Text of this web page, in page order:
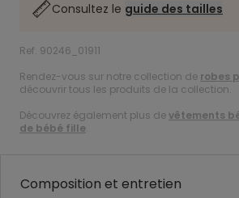
Consultez le guide des tailles
Ref. 90246_01911
Rendez-vous sur notre collection de robes
découvrir tous les produits de la collection.
Découvrez également plus devêtements
de bébé fille.
Composition et entretien